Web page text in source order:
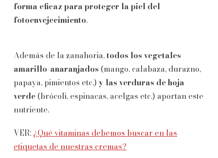
forma eficaz para proteger la piel del
fotoenvejecimiento.
Además de la zanahoria,todos los vegetales
amarillo-anaranjados (mango, calabaza, durazno,
papaya, pimientos etc.) y las verduras de hoja
verde (brócoli, espinacas, acelgas etc.) aportan este
nutriente.
VER: ¿Qué vitaminas debemos buscar en las
etiquetas de nuestras cremas?